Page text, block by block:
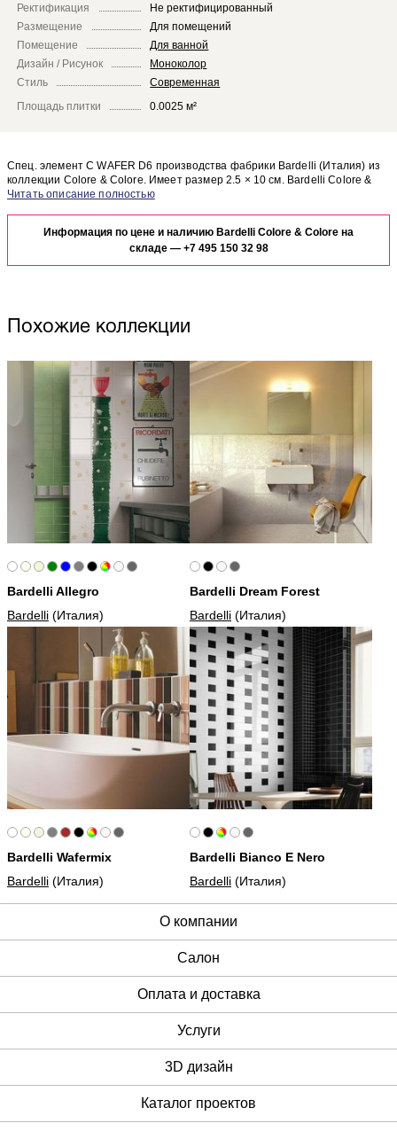
Ректификация
Не ректифицированный
Размещение
Для помещений
Помещение
Для ванной
Дизайн / Рисунок
Моноколор
Стиль
Современная
Площадь плитки
0.0025 м²
Спец. элемент C WAFER D6 производства фабрики Bardelli (Италия) из
коллекции Colore & Colore. Имеет размер 2.5 × 10 см. Bardelli Colore &
Colore C WAFER D6 отлично сочетается с другими элементами
отделке Вашего помещения, закажите бесплатный дизайн-проект с
использованием элементов коллекции Bardelli Colore & Colore.
Информация по цене и наличию Bardelli Colore & Colore на
складе — +7 495 150 32 98
Похожие коллекции
Bardelli Allegro
Bardelli (Италия)
Bardelli Dream Forest
Bardelli (Италия)
Bardelli Wafermix
Bardelli (Италия)
Bardelli Bianco E Nero
Bardelli (Италия)
О компании
Cалон
Оплата и доставка
Услуги
3D дизайн
Каталог проектов